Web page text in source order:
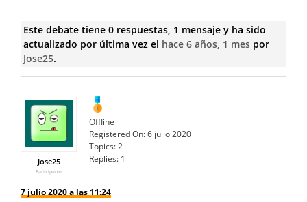
Este debate tiene 0 respuestas, 1 mensaje y ha sido
actualizado por última vez el hace 6 años, 1 mespor
Jose25.
Jose25
Participante
Offline
Registered On:6 julio 2020
Topics:2
Replies: 1
7 julio 2020 a las 11:24